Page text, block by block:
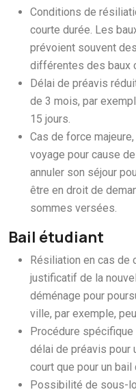
Conditions de
courte durée. Les
prévoient souvent
différentes des baux
Délai de préavis
de 3 mois, par
15 jours.
Cas de force
voyage pour cause
annuler son séjour
être en droit de
sommes versées.
Bail étudiant
Résiliation en cas de
justificatif de la
déménage pour
ville, par exemple,
Procédure
délai de préavis pour
court que pour un bail
Possibilité de sous-